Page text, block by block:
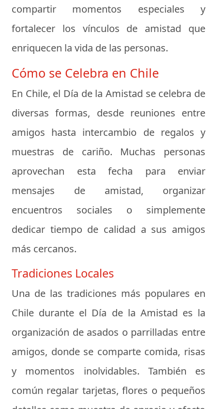
compartir momentos especiales y
fortalecer los vínculos de amistad que
enriquecen la vida de las personas.
Cómo se Celebra en Chile
En Chile, el Día de la Amistad se celebra de
diversas formas, desde reuniones entre
amigos hasta intercambio de regalos y
muestras de cariño. Muchas personas
aprovechan esta fecha para enviar
mensajes de amistad, organizar
encuentros sociales o simplemente
dedicar tiempo de calidad a sus amigos
más cercanos.
Tradiciones Locales
Una de las tradiciones más populares en
Chile durante el Día de la Amistad es la
organización de asados o parrilladas entre
amigos, donde se comparte comida, risas
y momentos inolvidables. También es
común regalar tarjetas, flores o pequeños